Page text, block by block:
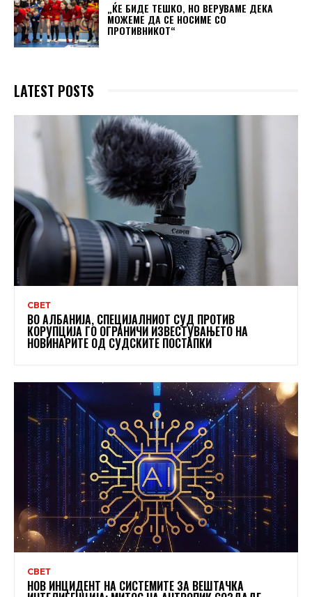
„ЌЕ БИДЕ ТЕШКО, НО ВЕРУВАМЕ ДЕКА
МОЖЕМЕ ДA СЕ НОСИМЕ СО
ПРОТИВНИКОТ“
LATEST POSTS
СВЕТ
ВО АЛБАНИЈА, СПЕЦИЈАЛНИОТ СУД ПРОТИВ
КОРУПЦИЈА ГО ОГРАНИЧИ ИЗВЕСТУВАЊЕТО НА
НОВИНАРИТЕ ОД СУДСКИТЕ ПОСТАПКИ
СВЕТ
НОВ ИНЦИДЕНТ НА СИСТЕМИТЕ ЗА ВЕШТАЧКА